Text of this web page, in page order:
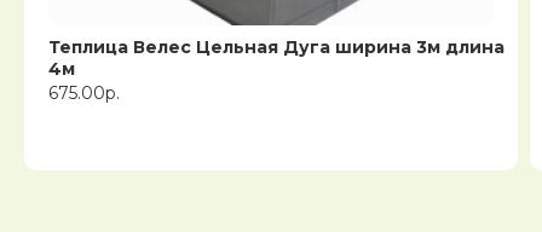
Теплица Велес Цельная Дуга ширина 3м длина
4м
675.00р.